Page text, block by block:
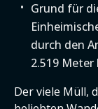
Grund für
durch den
2.519 Meter
Der viele Müll,